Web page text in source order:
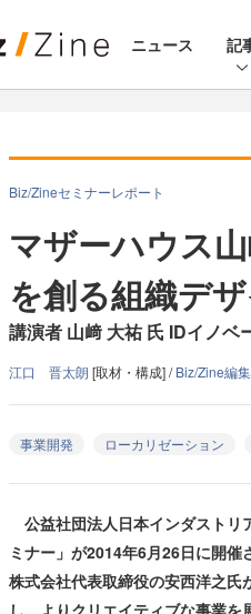
ニュース 記
Biz/Zineセミナーレポート
マザーハウス
を創る組織デ
講演者 山﨑 大祐 氏 IDイノベ
江口 晋太朗 [取材・構成] /Biz/Zine編
事業開発 ローカリゼーション
公益社団法人日本インダストリ
ミナー」が2014年6月26日に開
株式会社代表取締役の安西洋之
し、よりクリエイティブな事業を